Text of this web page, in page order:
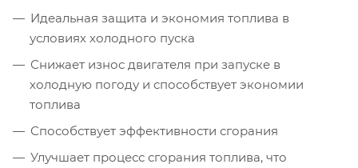
Идеальная защита и экономия топлива в
условиях холодного пуска
Снижает износ двигателя при запуске в
холодную погоду и способствует экономии
топлива
Способствует эффективности сгорания
Улучшает процесс сгорания топлива, что